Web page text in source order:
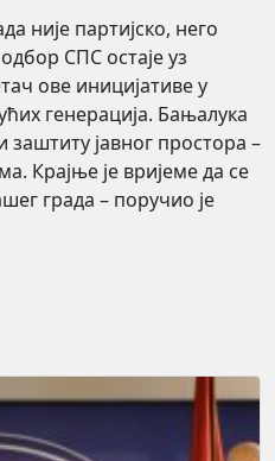
није партијско, него
СПС остаје уз
ове иницијативе у
генерација. Бањалука
заштиту јавног простора –
Крајње је вријеме да се
града – поручио је